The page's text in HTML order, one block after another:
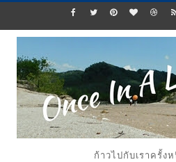
ก้าวไปกับเราครั้ง